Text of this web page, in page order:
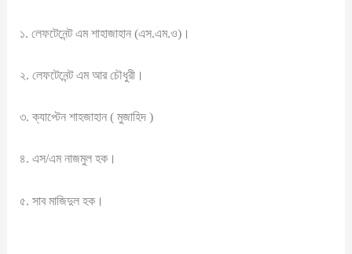
১. লেফটেনেন্ট এম শাহাজাহান (এস.এম.ও)।
২. লেফটেনেন্ট এম আর চৌধুরী।
৩. ক্যাপ্টেন শাহজাহান ( মুজাহিদ )
৪. এস/এম নাজমুল হক।
৫. সাব মাজিদুল হক।